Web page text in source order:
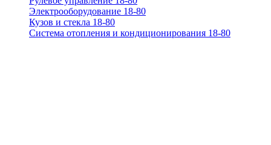
Электрооборудование 18-80
Кузов и стекла 18-80
Система отопления и кондиционирования 18-80